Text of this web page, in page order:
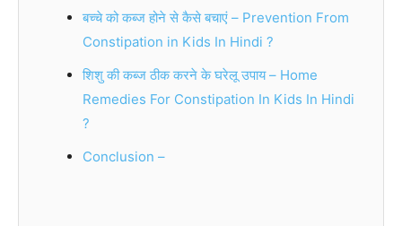
बच्चे को कब्ज होने से कैसे बचाएं – Prevention From
Constipation in Kids In Hindi ?
शिशु की कब्ज ठीक करने के घरेलू उपाय – Home
Remedies For Constipation In Kids In Hindi
?
Conclusion –